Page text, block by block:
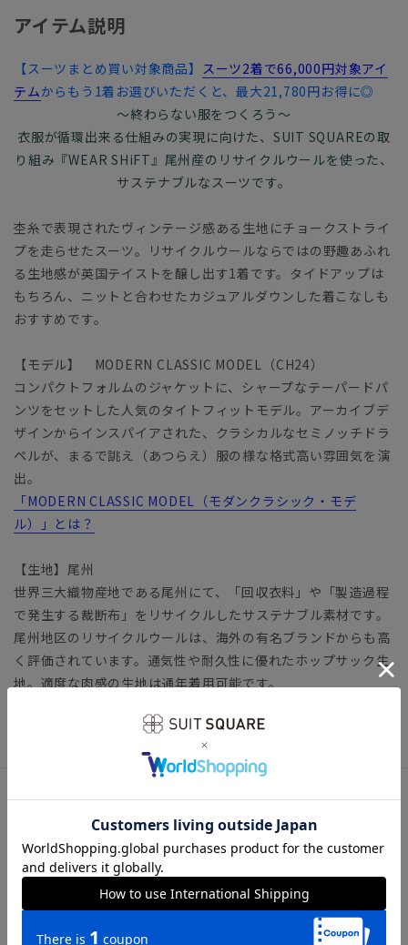
アイテム説明
【スーツまとめ買い対象商品】 スーツ2着で66,000円対象アイ
テムからもう1着お選びいただくと、最大21,780円お得に◎
～終わらない服をつくろう～
衣服が循環出来る仕組みの実現に向けた、SUIT SQUAREの取
り組み『WEAR SHiFT』尾州産のリサイクルウールを使った、
サステナブルなスーツです。
杢糸で表現されたヴィンテージ感ある生地にチョークストライ
プを走らせたスーツ。リサイクルウールならではの野趣あふれ
る生地感が英国テイストを醸し出す1着です。タイドアップは
もちろん、ニットと合わせたカジュアルダウンした着こなしも
おすすめです。
【モデル】 MODERN CLASSIC MODEL（CH24）
コンパクトフォルムのジャケットに、シャープなテーパードパ
ンツをセットした人気のタイトフィットモデル。アーカイブデ
ザインからインスパイアされた、クラシカルなセミノッチドラ
ペルが、まるで誂え（あつらえ）服の様な格式高い雰囲気を演
出。
「MODERN CLASSIC MODEL（モダンクラシック・モデ
ル）」とは？
【生地】尾州
世界三大織物産地である尾州にて、「回収衣料」や「製造過程
で発生する裁断布」をリサイクルしたサステナブル素材です。
尾州地区のリサイクルウールは、海外の有名ブランドからも高
く評価されています。通気性や耐久性に優れたホップサック生
地。適度な肉感の生地は通年着用可能です。
ビジネス タイト スリム
アイテム詳細
【仕様】
ジャケット：シングルブレスト／2つボタン／背抜き仕立て／
本切羽／サイドベンツ
パンツ：ノータック／テーパード／膝まで裏地
【モデル】MODERN CLASSIC MODEL（CH24）